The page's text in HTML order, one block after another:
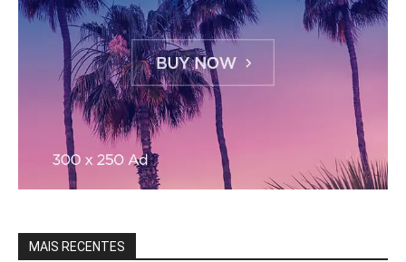
MAIS RECENTES